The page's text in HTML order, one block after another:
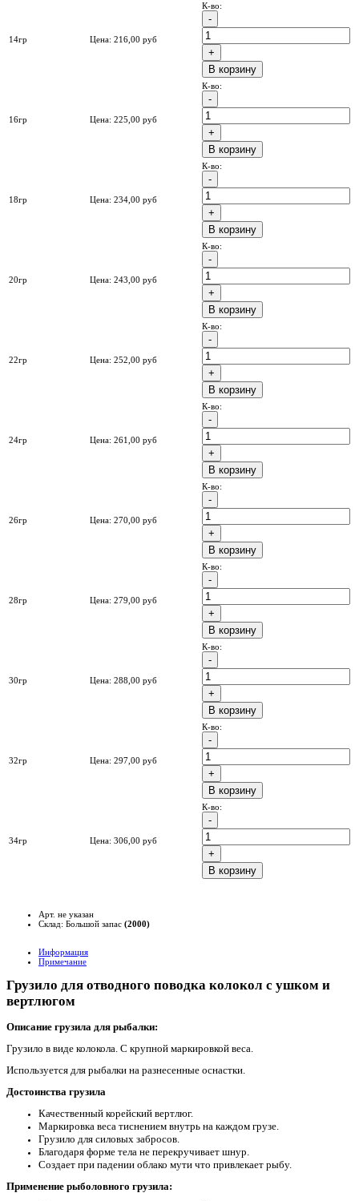
14гр Цена: 216,00 руб
К-во:
B корзину
16гр Цена: 225,00 руб
К-во:
B корзину
18гр Цена: 234,00 руб
К-во:
B корзину
20гр Цена: 243,00 руб
К-во:
B корзину
22гр Цена: 252,00 руб
К-во:
B корзину
24гр Цена: 261,00 руб
К-во:
B корзину
26гр Цена: 270,00 руб
К-во:
B корзину
28гр Цена: 279,00 руб
К-во:
B корзину
30гр Цена: 288,00 руб
К-во:
B корзину
32гр Цена: 297,00 руб
К-во:
B корзину
34гр Цена: 306,00 руб
К-во:
B корзину
Арт. не указан
Склад: Большой запас (2000)
Информация
Примечание
Грузило для отводного поводка колокол с ушком и
вертлюгом
Описание грузила для рыбалки:
Грузило в виде колокола. С крупной маркировкой веса.
Используется для рыбалки на разнесенные оснастки.
Достоинства грузила
Качественный корейский вертлюг.
Маркировка веса тиснением внутрь на каждом грузе.
Грузило для силовых забросов.
Благодаря форме тела не перекручивает шнур.
Создает при падении облако мути что привлекает рыбу.
Применение рыболовного грузила: